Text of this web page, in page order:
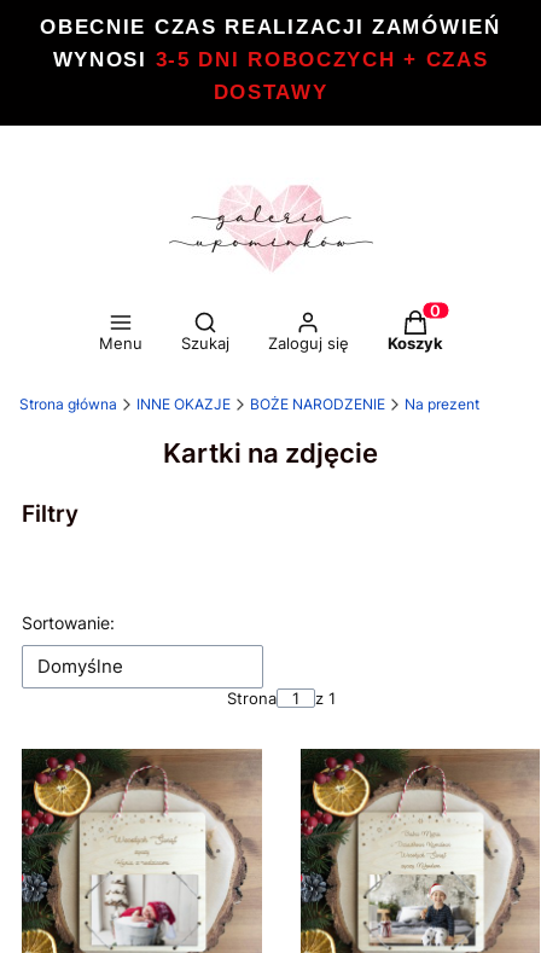
OBECNIE CZAS REALIZACJI ZAMÓWIEŃ
WYNOSI 3-5 DNI ROBOCZYCH + CZAS
DOSTAWY
Menu
Otwórz wyszukiwarkę
Szukaj Zaloguj się
Produkty w
Koszyk
Strona główna INNE OKAZJE BOŻE NARODZENIE Na prezent
Kartki na zdjęcie
Filtry
Lista produktów
Sortowanie:
Domyślne
Strona z 1